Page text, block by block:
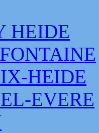
HEIDE
HEIDE
EVERE